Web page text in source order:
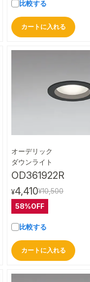
比較する
カートに入れる
オーデリック
ダウンライト
OD361922R
¥4,410¥10,500
58%OFF
比較する
カートに入れる